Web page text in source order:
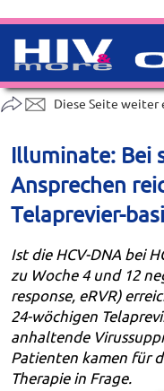
Illuminate: Bei
Ansprechen
Telaprevier-
Ist die HCV-DNA bei
zu Woche 4 und 12
response, eRVR)
24-wöchigen
anhaltende
Patienten kamen für
Therapie in Frage.
Diese Seite weiter